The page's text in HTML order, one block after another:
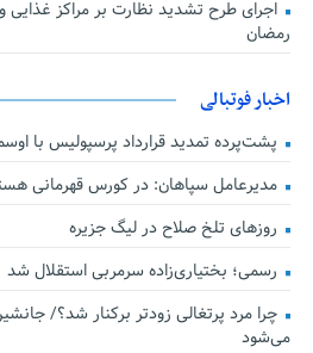
اجرای طرح تشدید نظارت بر مراکز غذایی
رمضان
اخبار فوتبالی
پشت‌پرده تمدید قرارداد پرسپولیس با
مدیرعامل سپاهان: در کورس قهرمانی
روزهای تلخ صلاح در لیگ جزیره
رسمی؛ بختیاری‌زاده سرمربی استقلال شد
چرا مرد پرتغالی زودتر برکنار شد؟/
می‌شود